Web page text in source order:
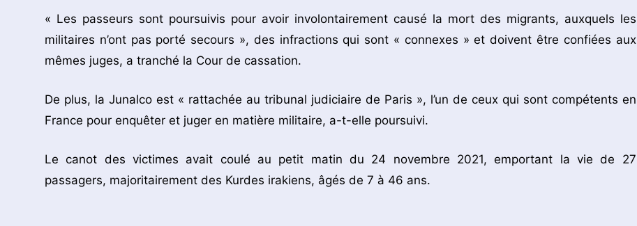
« Les passeurs sont poursuivis pour avoir involontairement causé la mort des migrants, auxquels les
militaires n’ont pas porté secours », des infractions qui sont « connexes » et doivent être confiées aux
mêmes juges, a tranché la Cour de cassation.
De plus, la Junalco est « rattachée au tribunal judiciaire de Paris », l’un de ceux qui sont compétents en
France pour enquêter et juger en matière militaire, a-t-elle poursuivi.
Le canot des victimes avait coulé au petit matin du 24 novembre 2021, emportant la vie de 27
passagers, majoritairement des Kurdes irakiens, âgés de 7 à 46 ans.